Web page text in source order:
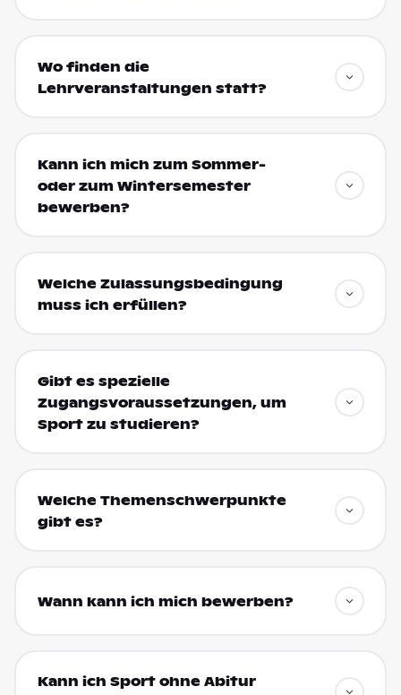
Wo finden die
Lehrveranstaltungen statt?
Kann ich mich zum Sommer-
oder zum Wintersemester
bewerben?
Welche Zulassungsbedingung
muss ich erfüllen?
Gibt es spezielle
Zugangsvoraussetzungen, um
Sport zu studieren?
Welche Themenschwerpunkte
gibt es?
Wann kann ich mich bewerben?
Kann ich Sport ohne Abitur